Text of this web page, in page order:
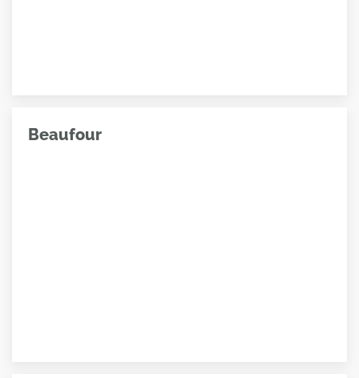
Beaufour